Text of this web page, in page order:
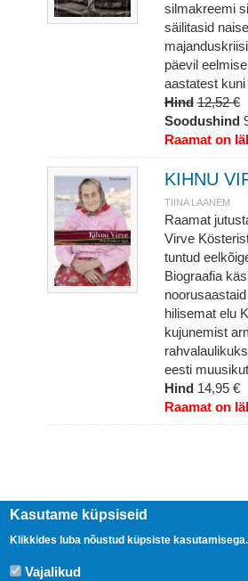
silmakreemi
säilitasid
päevil
aastatest
Hind 12,52 €
Soodushind
Raamat on
KIHNU
TIINA LAANEM
Raamat
Virve
tuntud
Biograafia
hilisemat elu
kujunemist
eesti
Hind 14,95 €
Raamat on
Kasutame küpsiseid
Klikkides luba nõustud küpsiste kasutamisega.
Vajalikud